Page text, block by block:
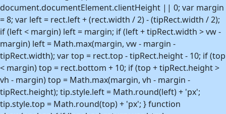
document.documentElement.clientHeight || 0; var margin
= 8; var left = rect.left + (rect.width / 2) - (tipRect.width / 2);
if (left < margin) left = margin; if (left + tipRect.width > vw -
margin) left = Math.max(margin, vw - margin -
tipRect.width); var top = rect.top - tipRect.height - 10; if (top
< margin) top = rect.bottom + 10; if (top + tipRect.height >
vh - margin) top = Math.max(margin, vh - margin -
tipRect.height); tip.style.left = Math.round(left) + 'px';
tip.style.top = Math.round(top) + 'px'; } function